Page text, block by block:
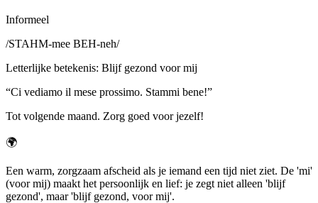
Informeel
/STAHM-mee BEH-neh/
Letterlijke betekenis: Blijf gezond voor mij
“Ci vediamo il mese prossimo. Stammi bene!”
Tot volgende maand. Zorg goed voor jezelf!
🌍
Een warm, zorgzaam afscheid als je iemand een tijd niet ziet. De 'mi'
(voor mij) maakt het persoonlijk en lief: je zegt niet alleen 'blijf
gezond', maar 'blijf gezond, voor mij'.